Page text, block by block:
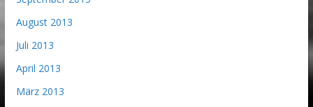
August 2013
Juli 2013
April 2013
März 2013